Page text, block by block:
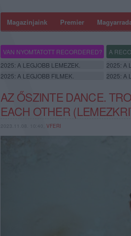
Magazinjaink Premier
VAN NYOMTATOTT RECORDERED? A
2025: A LEGJOBB LEMEZEK.
2025: A
2025: A LEGJOBB FILMEK.
2025: A
AZ ŐSZINTE DANCE.
EACH OTHER
2023.11.08. 10:40, VFERI